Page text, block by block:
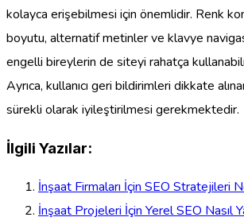
kolayca erişebilmesi için önemlidir. Renk
boyutu, alternatif metinler ve klavye
engelli bireylerin de siteyi rahatça
Ayrıca, kullanıcı geri bildirimleri dikkate
sürekli olarak iyileştirilmesi gerekmektedir.
İlgili Yazılar:
İnşaat Firmaları İçin SEO Stratejileri
İnşaat Projeleri İçin Yerel SEO Nasıl